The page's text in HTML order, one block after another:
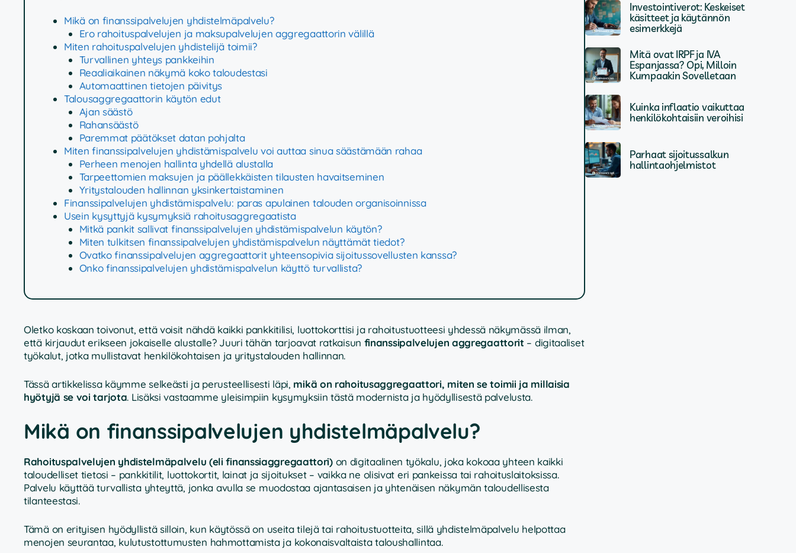
Mikä on finanssipalvelujen yhdistelmäpalvelu?
Ero rahoituspalvelujen ja maksupalvelujen aggregaattorin välillä
Miten rahoituspalvelujen yhdistelijä toimii?
Turvallinen yhteys pankkeihin
Reaaliaikainen näkymä koko taloudestasi
Automaattinen tietojen päivitys
Talousaggregaattorin käytön edut
Ajan säästö
Rahansäästö
Paremmat päätökset datan pohjalta
Miten finanssipalvelujen yhdistämispalvelu voi auttaa sinua säästämään rahaa
Perheen menojen hallinta yhdellä alustalla
Tarpeettomien maksujen ja päällekkäisten tilausten havaitseminen
Yritystalouden hallinnan yksinkertaistaminen
Finanssipalvelujen yhdistämispalvelu: paras apulainen talouden organisoinnissa
Usein kysyttyjä kysymyksiä rahoitusaggregaatista
Mitkä pankit sallivat finanssipalvelujen yhdistämispalvelun käytön?
Miten tulkitsen finanssipalvelujen yhdistämispalvelun näyttämät tiedot?
Ovatko finanssipalvelujen aggregaattorit yhteensopivia sijoitussovellusten kanssa?
Onko finanssipalvelujen yhdistämispalvelun käyttö turvallista?
Oletko koskaan toivonut, että voisit nähdä kaikki pankkitilisi, luottokorttisi ja rahoitustuotteesi yhdessä näkymässä ilman,
että kirjaudut erikseen jokaiselle alustalle? Juuri tähän tarjoavat ratkaisun finanssipalvelujen aggregaattorit – digitaaliset
työkalut, jotka mullistavat henkilökohtaisen ja yritystalouden hallinnan.
Tässä artikkelissa käymme selkeästi ja perusteellisesti läpi, mikä on rahoitusaggregaattori, miten se toimii ja millaisia
hyötyjä se voi tarjota. Lisäksi vastaamme yleisimpiin kysymyksiin tästä modernista ja hyödyllisestä palvelusta.
Mikä on finanssipalvelujen yhdistelmäpalvelu?
Rahoituspalvelujen yhdistelmäpalvelu (eli finanssiaggregaattori) on digitaalinen työkalu, joka kokoaa yhteen kaikki
taloudelliset tietosi – pankkitilit, luottokortit, lainat ja sijoitukset – vaikka ne olisivat eri pankeissa tai rahoituslaitoksissa.
Palvelu käyttää turvallista yhteyttä, jonka avulla se muodostaa ajantasaisen ja yhtenäisen näkymän taloudellisesta
tilanteestasi.
Tämä on erityisen hyödyllistä silloin, kun käytössä on useita tilejä tai rahoitustuotteita, sillä yhdistelmäpalvelu helpottaa
menojen seurantaa, kulutustottumusten hahmottamista ja kokonaisvaltaista taloushallintaa.
Investointiverot: Keskeiset
käsitteet ja käytännön
esimerkkejä
Mitä ovat IRPF ja IVA
Espanjassa? Opi, Milloin
Kumpaakin Sovelletaan
Kuinka inflaatio vaikuttaa
henkilökohtaisiin veroihisi
Parhaat sijoitussalkun
hallintaohjelmistot